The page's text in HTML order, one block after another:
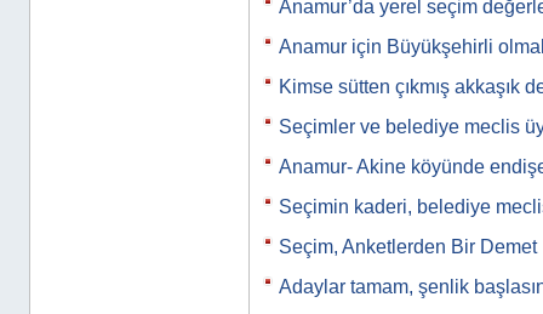
Anamur’da yerel seçim
Anamur için Büyükşehirli
Kimse sütten çıkmış akkaşık
Seçimler ve belediye meclis
Anamur- Akine köyünde
Seçimin kaderi, belediye
Seçim, Anketlerden Bir Demet
Adaylar tamam, şenlik